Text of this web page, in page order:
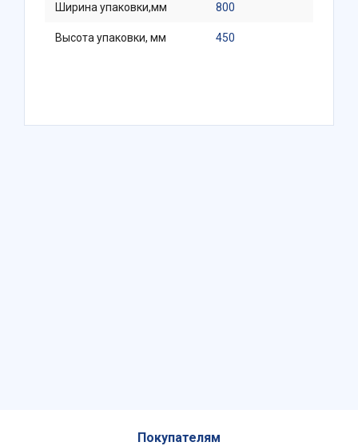
Ширина упаковки,мм 800
Высота упаковки, мм 450
Покупателям